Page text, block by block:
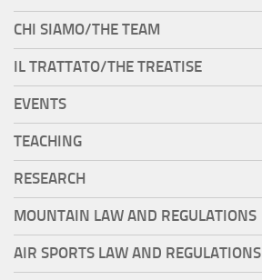
CHI SIAMO/THE TEAM
IL TRATTATO/THE TREATISE
EVENTS
TEACHING
RESEARCH
MOUNTAIN LAW AND REGULATIONS
AIR SPORTS LAW AND REGULATIONS